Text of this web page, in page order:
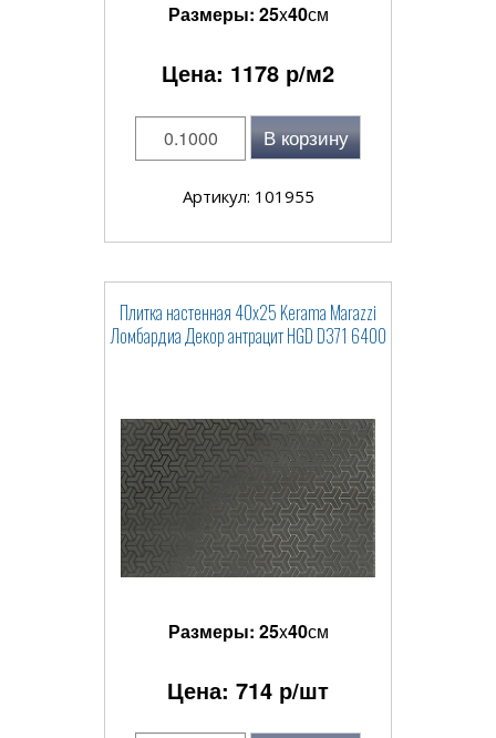
Размеры: 25x40см
Цена: 1178 р/м2
В корзину
Артикул: 101955
Плитка настенная 40x25 Kerama Marazzi
Ломбардиа Декор антрацит HGD D371 6400
Размеры: 25x40см
Цена: 714 р/шт